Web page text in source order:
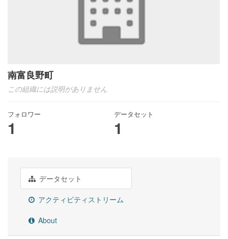
南富良野町
この組織には説明がありません
フォロワー
1
データセット
1
データセット
アクティビティストリーム
About